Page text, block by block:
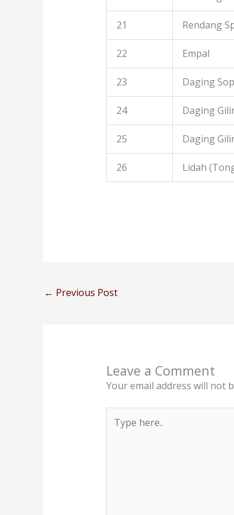
21 Rendang
22 Empal
23 Daging
24 Daging
25 Daging
26 Lidah
← Previous Post
Leave a Comment
Your email address will not
here..